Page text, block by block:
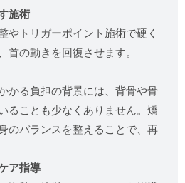
施術
やトリガーポイント施術で硬く
首の動きを回復させます。
かる負担の背景には、背骨や骨
ることも少なくありません。矯
のバランスを整えることで、再
ア指導